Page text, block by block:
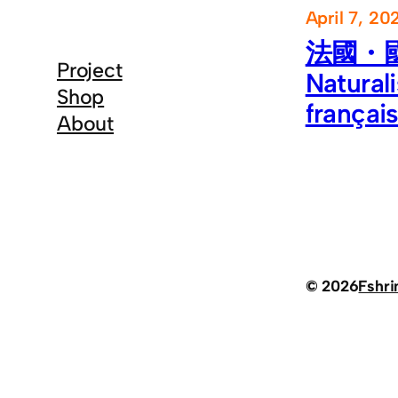
Project
Shop
About
April 7,
法國・
© 2026